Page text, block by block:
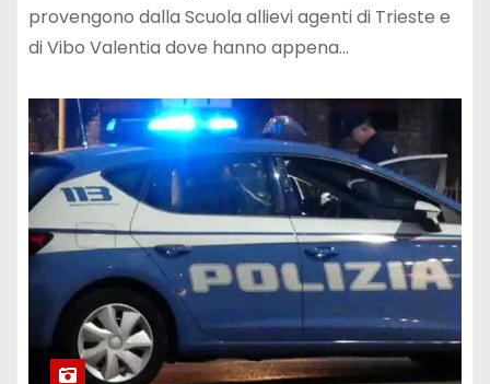
provengono dalla Scuola allievi agenti di Trieste e
di Vibo Valentia dove hanno appena…